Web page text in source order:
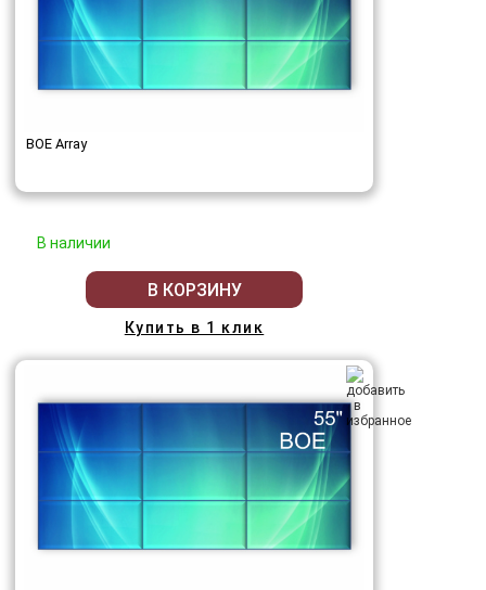
BOE Array
В наличии
В КОРЗИНУ
Купить в 1 клик